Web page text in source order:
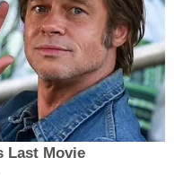
Last Movie